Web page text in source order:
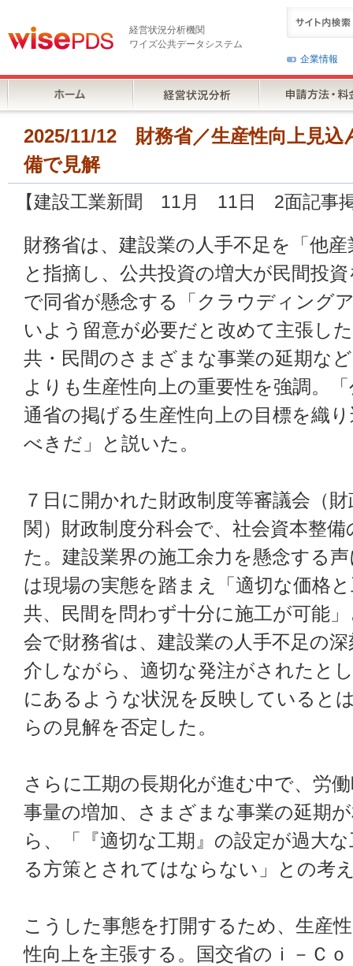
経営状況分析機関
ワイズ公共データシステム
企業情報
2025/11/12 財務省／生産性向上見込
備で見解
【建設工業新聞 11月 11日 2面記事
財務省は、建設業の人手不足を「他
と指摘し、公共投資の増大が民間投
で同省が懸念する「クラウディング
いよう留意が必要だと改めて主張し
共・民間のさまざまな事業の延期な
よりも生産性向上の重要性を強調。
通省の掲げる生産性向上の目標を織
べきだ」と説いた。
７日に開かれた財政制度等審議会（
関）財政制度分科会で、社会資本整
た。建設業界の施工余力を懸念する
は現場の実態を踏まえ「適切な価格
共、民間を問わず十分に施工が可能
会で財務省は、建設業の人手不足の
介しながら、適切な発注がされたと
にあるような状況を反映していると
らの見解を否定した。
さらに工期の長期化が進む中で、労
事量の増加、さまざまな事業の延期
ら、「『適切な工期』の設定が過大
る方策とされてはならない」との考
こうした事態を打開するため、生産
性向上を主張する。国交省のｉ－Ｃ